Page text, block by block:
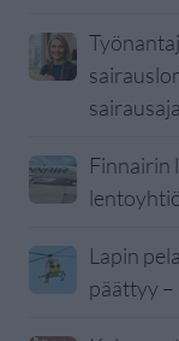
Finnairin
Lapin
päättyy